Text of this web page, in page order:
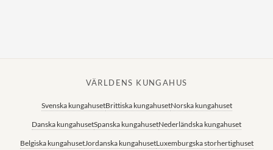
VÄRLDENS KUNGAHUS
Svenska kungahusetBrittiska kungahusetNorska kungahuset
Danska kungahusetSpanska kungahusetNederländska kungahuset
Belgiska kungahusetJordanska kungahusetLuxemburgska storhertighuset